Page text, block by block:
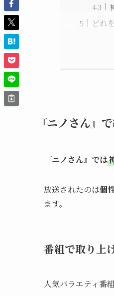
どれ
『ニノさん』
『ニノさん』では
放送されたのは個
ます。
番組で取り上
人気バラエティ番